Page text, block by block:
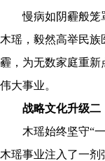
慢病如阴霾般笼罩
木瑶，毅然高举民
霾，为无数家庭重新
伟大事业。
战略文化升级二
木瑶始终坚守“一
木瑶事业注入了一剂